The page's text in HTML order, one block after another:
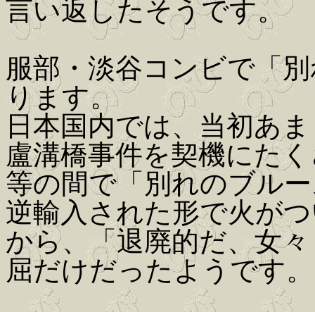
言い返したそうです。
服部・淡谷コンビで「
ります。
日本国内では、当初あ
盧溝橋事件を契機にた
等の間で「別れのブル
逆輸入された形で火が
から、「退廃的だ、女
屈だけだったようです。